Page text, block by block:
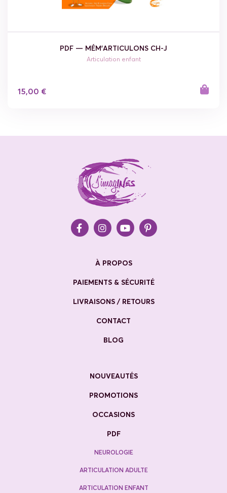
PDF — MÉM'ARTICULONS CH-J
Articulation enfant
15,00 €
À PROPOS
PAIEMENTS & SÉCURITÉ
LIVRAISONS / RETOURS
CONTACT
BLOG
NOUVEAUTÉS
PROMOTIONS
OCCASIONS
PDF
NEUROLOGIE
ARTICULATION ADULTE
ARTICULATION ENFANT